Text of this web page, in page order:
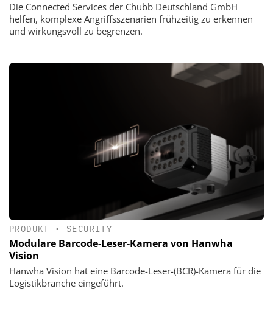
Die Connected Services der Chubb Deutschland GmbH
helfen, komplexe Angriffsszenarien frühzeitig zu erkennen
und wirkungsvoll zu begrenzen.
PRODUKT • SECURITY
Modulare Barcode-Leser-Kamera von Hanwha
Vision
Hanwha Vision hat eine Barcode-Leser-(BCR)-Kamera für die
Logistikbranche eingeführt.